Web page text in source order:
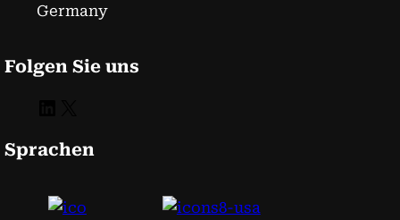
Germany
Folgen Sie uns
Sprachen